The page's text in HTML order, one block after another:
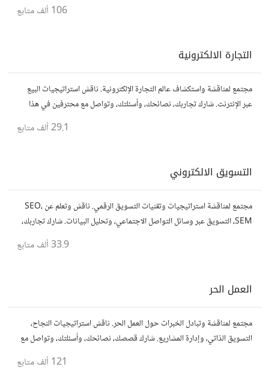
106 ألف متابع
التجارة الالكترونية
مجتمع لمناقشة واستكشاف عالم التجارة الإلكترونية. ناقش استراتيجيات البيع
عبر الإنترنت. شارك تجاربك، نصائحك، وأسئلتك، وتواصل مع محترفين في هذا
29.1 ألف متابع
التسويق الالكتروني
مجتمع لمناقشة استراتيجيات وتقنيات التسويق الرقمي. ناقش وتعلم عن SEO،
SEM، التسويق عبر وسائل التواصل الاجتماعي، وتحليل البيانات. شارك تجاربك،
33.9 ألف متابع
العمل الحر
مجتمع لمناقشة وتبادل الخبرات حول العمل الحر. ناقش استراتيجيات النجاح،
التسويق الذاتي، وإدارة المشاريع. شارك قصصك، نصائحك، وأسئلتك، وتواصل مع
121 ألف متابع